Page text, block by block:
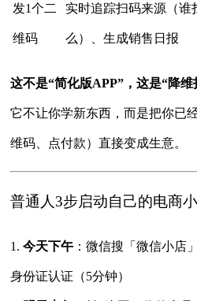
发1个二
维码
实时追踪扫码来源（谁
么）、生成销售日报
这不是“简化版APP”，这是“降维
它不让你学新东西，而是把你已
维码、点付款）直接变成生意。
普通人3步启动自己的电商
1.今天下午 ：微信搜「微信小
身份证认证（5分钟）